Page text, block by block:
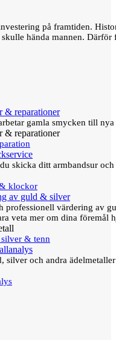
på framtiden.
hända mannen.
& reparationer
gamla smycken till
& reparationer
skicka ditt armbandsur
klockor
av guld & silver
professionell värdering av
veta mer om dina föremål
& tenn
silver och andra